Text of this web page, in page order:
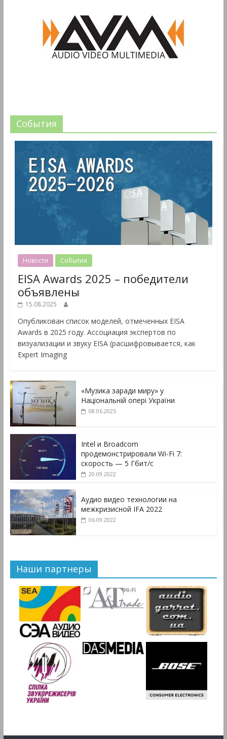
События
Новости События
EISA Awards 2025 – победители
объявлены
15.08.2025
Опубликован список моделей, отмеченных EISA
Awards в 2025 году. Ассоциация экспертов по
визуализации и звуку EISA (расшифровывается, как
Expert Imaging
«Музика заради миру» у
Національній опері України
08.06.2025
Intel и Broadcom
продемонстрировали Wi-Fi 7:
скорость — 5 Гбит/с
20.09.2022
Аудио видео технологии на
межкризисной IFA 2022
06.09.2022
Наши партнеры